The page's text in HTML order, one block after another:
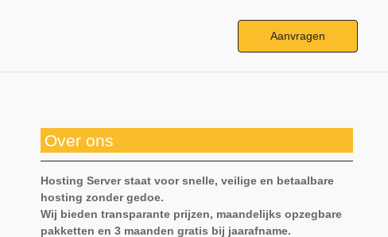
Aanvragen
Over ons
Hosting Server staat voor snelle, veilige en betaalbare
hosting zonder gedoe.
Wij bieden transparante prijzen, maandelijks opzegbare
pakketten en 3 maanden gratis bij jaarafname.